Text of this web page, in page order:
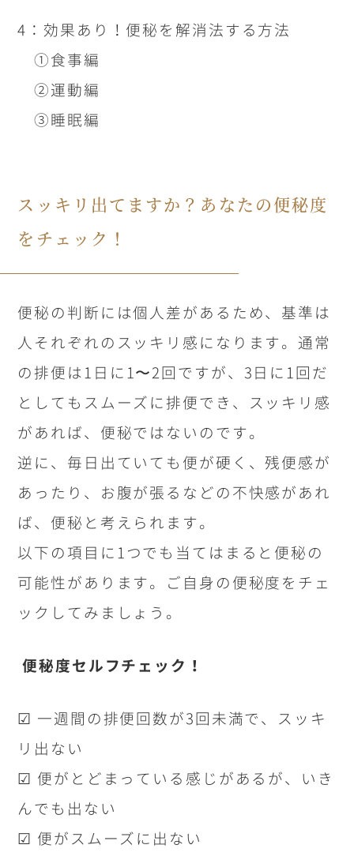
4：効果あり！便秘を解消法する方法
①食事編
②運動編
③睡眠編
スッキリ出てますか？あなたの便秘度
をチェック！
便秘の判断には個人差があるため、基準は
人それぞれのスッキリ感になります。通常
の排便は1 日に1〜2回ですが、 3日に1回だ
としてもスムーズに排便でき、スッキリ感
があれば、便秘ではないのです。
逆に、毎日出ていても便が硬く、残便感が
あったり、お腹が張るなどの不快感があれ
ば、便秘と考えられます。
以下の項目に1つでも当てはまると便秘の
可能性があります。ご自身の便秘度をチェ
ックしてみましょう。
便秘度セルフチェック！
☑ 一週間の排便回数が3回未満で、スッキ
リ出ない
☑ 便がとどまっている感じがあるが、いき
んでも出ない
☑ 便がスムーズに出ない